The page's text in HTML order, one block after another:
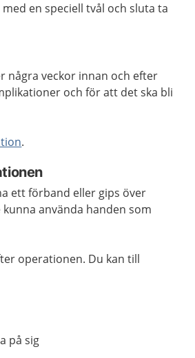
en speciell tvål och sluta ta
några veckor innan och efter
och för att det ska bli
.
ett förband eller gips över
använda handen som
operationen. Du kan till
på sig